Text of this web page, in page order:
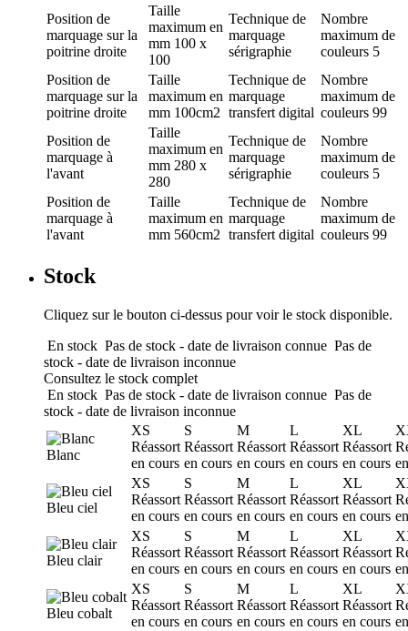
Position de
marquage sur la
poitrine droite
Taille
maximum en
mm 100 x
100
Technique de
marquage
sérigraphie
Nombre
maximum de
couleurs 5
Position de
marquage sur la
poitrine droite
Taille
maximum en
mm 100cm2
Technique de
marquage
transfert digital
Nombre
maximum de
couleurs 99
Position de
marquage à
l'avant
Taille
maximum en
mm 280 x
280
Technique de
marquage
sérigraphie
Nombre
maximum de
couleurs 5
Position de
marquage à
l'avant
Taille
maximum en
mm 560cm2
Technique de
marquage
transfert digital
Nombre
maximum de
couleurs 99
Stock
Cliquez sur le bouton ci-dessus pour voir le stock disponible.
En stock Pas de stock - date de livraison connue Pas de
stock - date de livraison inconnue
Consultez le stock complet
En stock Pas de stock - date de livraison connue Pas de
stock - date de livraison inconnue
Blanc
XS
Réassort
en cours
S
Réassort
en cours
M
Réassort
en cours
L
Réassort
en cours
XL
Réassort
en cours
Bleu ciel
XS
Réassort
en cours
S
Réassort
en cours
M
Réassort
en cours
L
Réassort
en cours
XL
Réassort
en cours
Bleu clair
XS
Réassort
en cours
S
Réassort
en cours
M
Réassort
en cours
L
Réassort
en cours
XL
Réassort
en cours
Bleu cobalt
XS
Réassort
en cours
S
Réassort
en cours
M
Réassort
en cours
L
Réassort
en cours
XL
Réassort
en cours